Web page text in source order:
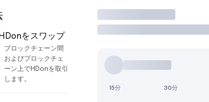
HDonをスワップ
ブロックチェーン間
およびブロックチェ
ーン上でHDonを取引
します。
取引
15分 30分